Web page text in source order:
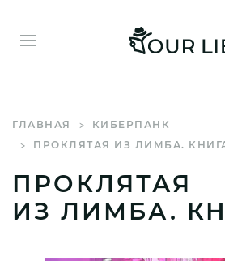
ГЛАВНАЯ
КИБЕРПАНК
ПРОКЛЯТАЯ ИЗ ЛИМБА.
ПРОКЛЯТАЯ
ИЗ ЛИМБА.